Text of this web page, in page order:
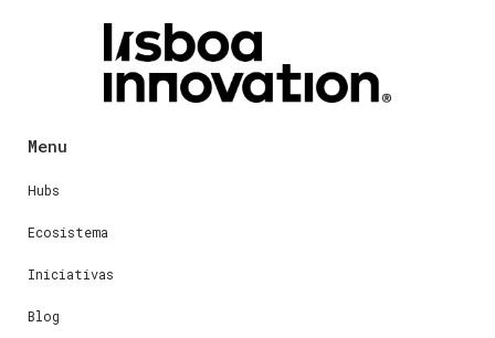
Menu
Hubs
Ecosistema
Iniciativas
Blog